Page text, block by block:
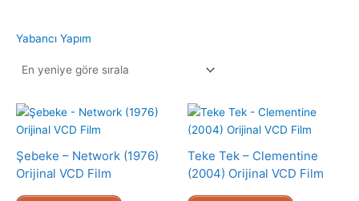
Yabancı Yapım
Şebeke – Network (1976)
Orijinal VCD Film
Teke Tek – Clementine
(2004) Orijinal VCD Film